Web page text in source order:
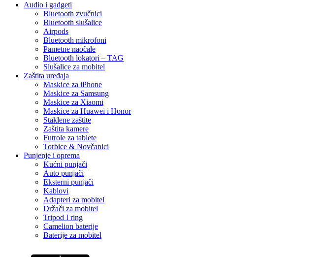
Audio i gadgeti
Bluetooth zvučnici
Bluetooth slušalice
Airpods
Bluetooth mikrofoni
Pametne naočale
Bluetooth lokatori – TAG
Slušalice za mobitel
Zaštita uređaja
Maskice za iPhone
Maskice za Samsung
Maskice za Xiaomi
Maskice za Huawei i Honor
Staklene zaštite
Zaštita kamere
Futrole za tablete
Torbice & Novčanici
Punjenje i oprema
Kućni punjači
Auto punjači
Eksterni punjači
Kablovi
Adapteri za mobitel
Držači za mobitel
Tripod I ring
Camelion baterije
Baterije za mobitel